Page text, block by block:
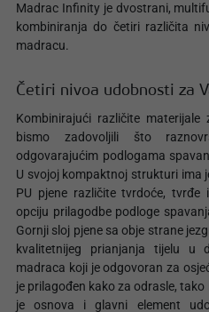
Madrac Infinity je dvostrani,
kombiniranja do četiri različita
madracu.
Četiri nivoa udobnosti za
Kombinirajući različite
bismo zadovoljili što
odgovarajućim podlogama
U svojoj kompaktnoj strukturi ima
PU pjene različite tvrdoće,
opciju prilagodbe podloge
Gornji sloj pjene sa obje strane
kvalitetnijeg prianjanja tijelu u
madraca koji je odgovoran za
je prilagođen kako za odrasle,
je osnova i glavni element